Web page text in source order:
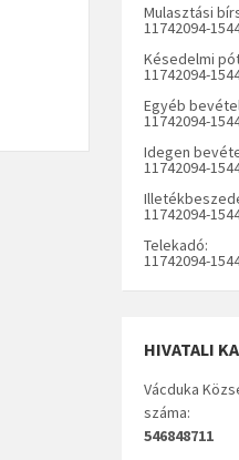
Mulasztási
11742094-
Késedelmi
11742094-
Egyéb
11742094-
Idegen
11742094-
11742094-
Telekadó:
11742094-
HIVATALI
Vácduka
száma:
546848711